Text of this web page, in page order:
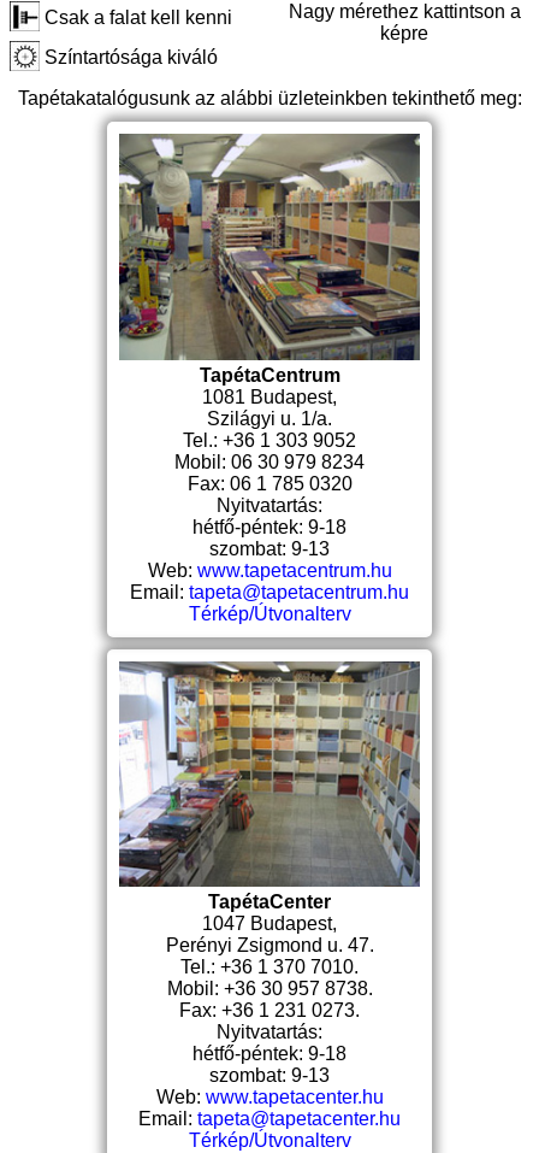
Csak a falat kell kenni
Színtartósága kiváló
Nagy mérethez kattintson a
képre
Tapétakatalógusunk az alábbi üzleteinkben tekinthető meg:
TapétaCentrum
1081 Budapest,
Szilágyi u. 1/a.
Tel.: +36 1 303 9052
Mobil: 06 30 979 8234
Fax: 06 1 785 0320
Nyitvatartás:
hétfő-péntek: 9-18
szombat: 9-13
Web: www.tapetacentrum.hu
Email: tapeta@tapetacentrum.hu
Térkép/Útvonalterv
TapétaCenter
1047 Budapest,
Perényi Zsigmond u. 47.
Tel.: +36 1 370 7010.
Mobil: +36 30 957 8738.
Fax: +36 1 231 0273.
Nyitvatartás:
hétfő-péntek: 9-18
szombat: 9-13
Web: www.tapetacenter.hu
Email: tapeta@tapetacenter.hu
Térkép/Útvonalterv